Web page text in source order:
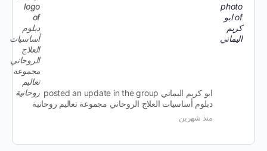
ابو كريم اليماني
دبلوم أساسيات العلاج الروحاني مجموعة تعاليم روحانية
منذ شهرين